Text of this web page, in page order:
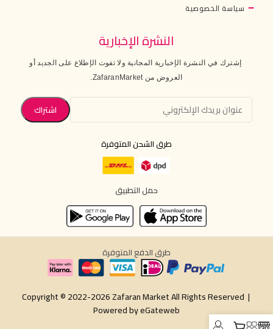
سياسة الخصوصية
النشرة الإخبارية
إشترك في النشرة الإخبارية المجانية ولا تفوت الإطلاع على الجديد أو
العروض من ZafaranMarket.
طرق الشحن المتوفرة
حمل التطبيق
طرق الدفع المتوفرة
Copyright © 2022-2026 Zafaran Market All Rights Reserved |
Powered byeGateweb